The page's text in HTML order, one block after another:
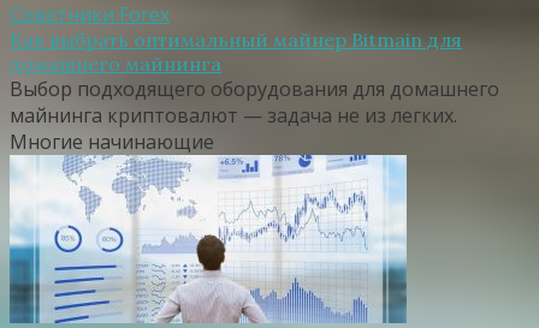
Советники Forex
Как выбрать оптимальный майнер Bitmain для
домашнего майнинга
Выбор подходящего оборудования для домашнего
майнинга криптовалют — задача не из легких.
Многие начинающие